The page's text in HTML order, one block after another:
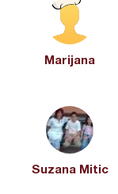
Marijana
Suzana Mitic